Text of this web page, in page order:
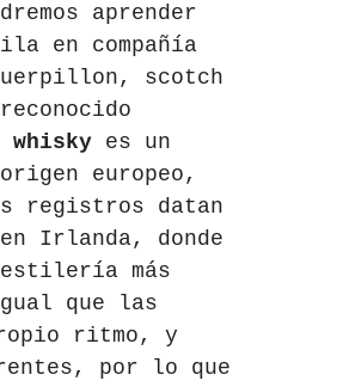
aprender
en compañía
scotch
whisky es un
europeo,
registros datan
Irlanda, donde
más
que las
ritmo, y
por lo que